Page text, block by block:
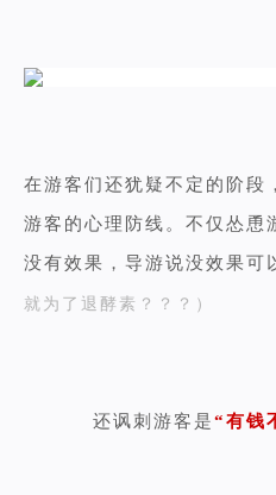
在游客们还犹疑不定的阶段
游客的心理防线。不仅怂恿
没有效果，导游说没效果可
就为了退酵素？？？）
还讽刺游客是“有钱